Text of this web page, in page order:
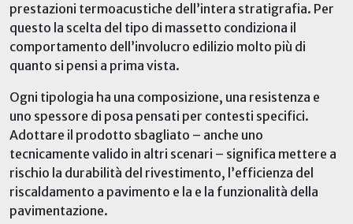
prestazioni termoacustiche dell’intera stratigrafia. Per
questo la scelta del tipo di massetto condiziona il
comportamento dell’involucro edilizio molto più di
quanto si pensi a prima vista.
Ogni tipologia ha una composizione, una resistenza e
uno spessore di posa pensati per contesti specifici.
Adottare il prodotto sbagliato – anche uno
tecnicamente valido in altri scenari – significa mettere a
rischio la durabilità del rivestimento, l’efficienza del
riscaldamento a pavimento e la e la funzionalità della
pavimentazione.